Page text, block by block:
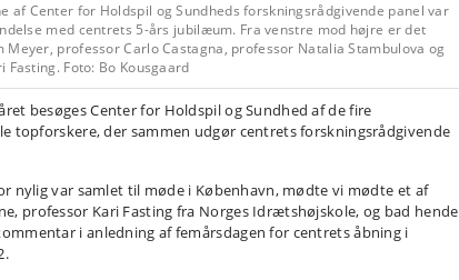
af Center for Holdspil og Sundheds forskningsrådgivende panel var
med centrets 5-års jubilæum. Fra venstre mod højre er det
Meyer, professor Carlo Castagna, professor Natalia Stambulova og
Fasting. Foto: Bo Kousgaard
besøges Center for Holdspil og Sundhed af de fire
topforskere, der sammen udgør centrets forskningsrådgivende
nylig var samlet til møde i København, mødte vi mødte et af
professor Kari Fasting fra Norges Idrætshøjskole, og bad hende
i anledning af femårsdagen for centrets åbning i